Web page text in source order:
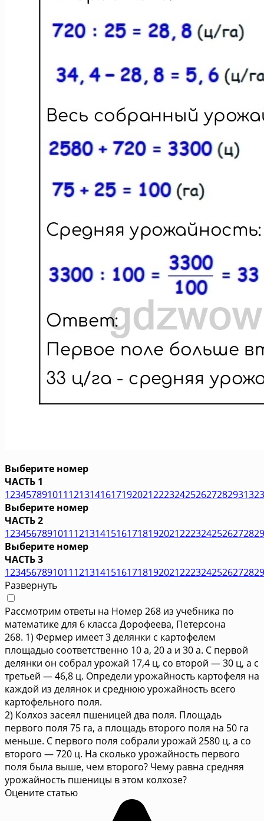
Выберите номер
ЧАСТЬ 1
123457891011121314161719202122232425262728293132
Выберите номер
ЧАСТЬ 2
1234567891011121314151617181920212223242526272829
Выберите номер
ЧАСТЬ 3
1234567891011121314151617181920212223242526272829
Развернуть
Рассмотрим ответы на Номер 268 из учебника по
математике для 6 класса Дорофеева, Петерсона
268. 1) Фермер имеет 3 делянки с картофелем
площадью соответственно 10 а, 20 а и 30 а. С первой
делянки он собрал урожай 17,4 ц, со второй — 30 ц, а с
третьей — 46,8 ц. Определи урожайность картофеля на
каждой из делянок и среднюю урожайность всего
картофельного поля.
2) Колхоз засеял пшеницей два поля. Площадь
первого поля 75 га, а площадь второго поля на 50 га
меньше. С первого поля собрали урожай 2580 ц, а со
второго — 720 ц. На сколько урожайность первого
поля была выше, чем второго? Чему равна средняя
урожайность пшеницы в этом колхозе?
Оцените статью